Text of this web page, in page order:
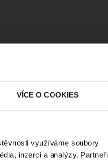
VÍCE O COOKIES
využíváme soubory
inzerci a analýzy. Partneři